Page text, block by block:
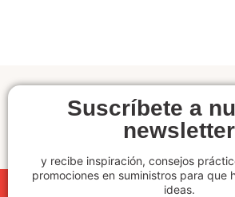
Suscríbete a
newsletter
y recibe inspiración, consejos
promociones en suministros para que
ideas.